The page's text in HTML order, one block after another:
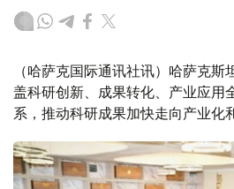
（哈萨克国际通讯社讯）哈萨克
盖科研创新、成果转化、产业应用
系，推动科研成果加快走向产业化